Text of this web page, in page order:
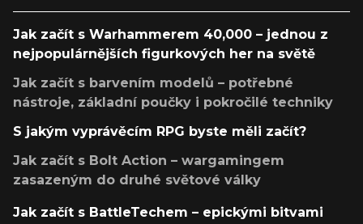
Jak začít s Warhammerem 40,000 – jednou z
nejpopulárnějších figurkových her na světě
Jak začít s barvením modelů – potřebné
nástroje, základní poučky i pokročilé techniky
S jakým vyprávěcím RPG byste měli začít?
Jak začít s Bolt Action – wargamingem
zasazeným do druhé světové války
Jak začít s BattleTechem – epickými bitvami